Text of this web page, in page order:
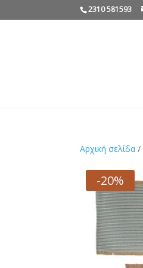
2310 581593
Αρχική σελίδα /
-20%